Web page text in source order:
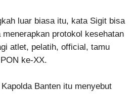
luar biasa itu, kata Sigit bisa
protokol kesehatan
atlet, pelatih, official, tamu
ke-XX.
Banten itu menyebut